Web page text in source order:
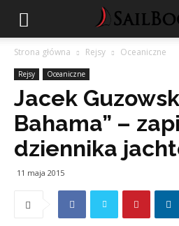
Strona główna Rejsy Oceaniczne
Rejsy Oceaniczne
Jacek
Bahama” –
dziennika
11 maja 2015